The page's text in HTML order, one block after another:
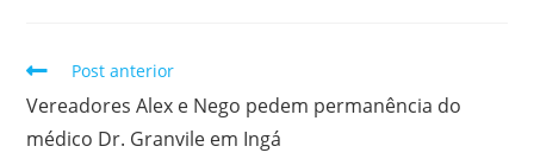
Post anterior
Vereadores Alex e Nego pedem permanência do
médico Dr. Granvile em Ingá